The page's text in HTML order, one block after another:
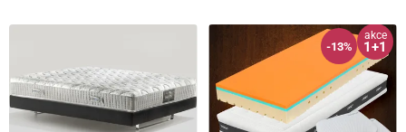
-13%
akce
1+1